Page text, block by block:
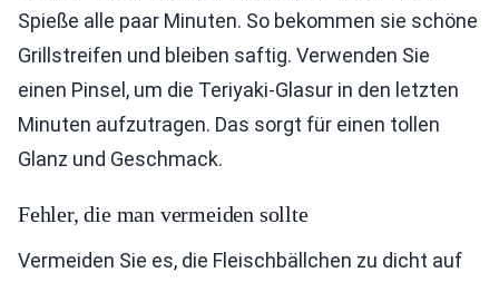
Spieße alle paar Minuten. So bekommen sie schöne
Grillstreifen und bleiben saftig. Verwenden Sie
einen Pinsel, um die Teriyaki-Glasur in den letzten
Minuten aufzutragen. Das sorgt für einen tollen
Glanz und Geschmack.
Fehler, die man vermeiden sollte
Vermeiden Sie es, die Fleischbällchen zu dicht auf